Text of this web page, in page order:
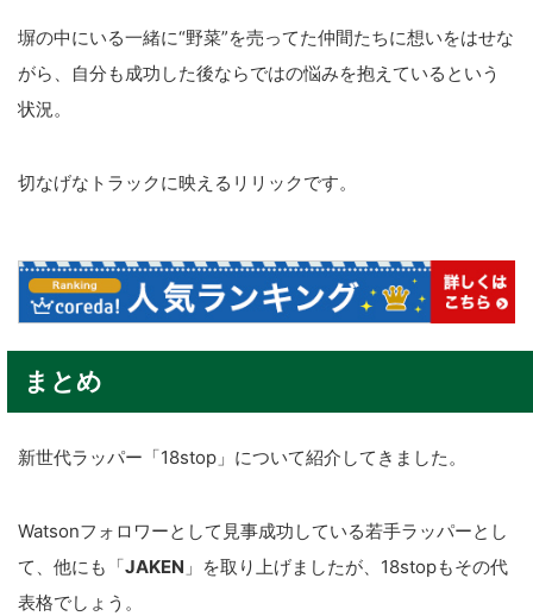
塀の中にいる一緒に“野菜”を売ってた仲間たちに想いをはせな
がら、自分も成功した後ならではの悩みを抱えているという
状況。
切なげなトラックに映えるリリックです。
まとめ
新世代ラッパー「18stop」について紹介してきました。
Watsonフォロワーとして見事成功している若手ラッパーとし
て、他にも「JAKEN 」を取り上げましたが、18stopもその代
表格でしょう。